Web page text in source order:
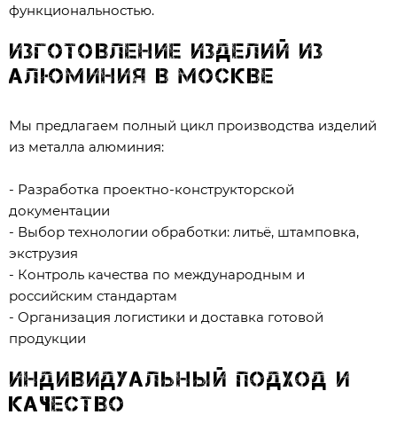
функциональностью.
Изготовление изделий из
алюминия в Москве
Мы предлагаем полный цикл производства изделий
из металла алюминия:
- Разработка проектно-конструкторской
документации
- Выбор технологии обработки: литьё, штамповка,
экструзия
- Контроль качества по международным и
российским стандартам
- Организация логистики и доставка готовой
продукции
Индивидуальный подход и
качество